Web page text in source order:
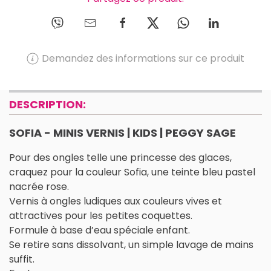
Demandez des informations sur ce produit
DESCRIPTION:
SOFIA - MINIS VERNIS | KIDS | PEGGY SAGE
Pour des ongles telle une princesse des glaces,
craquez pour la couleur Sofia, une teinte bleu pastel
nacrée rose.
Vernis à ongles ludiques aux couleurs vives et
attractives pour les petites coquettes.
Formule à base d’eau spéciale enfant.
Se retire sans dissolvant, un simple lavage de mains
suffit.